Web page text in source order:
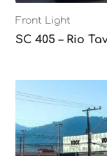
Front Light
SC 405 – Rio